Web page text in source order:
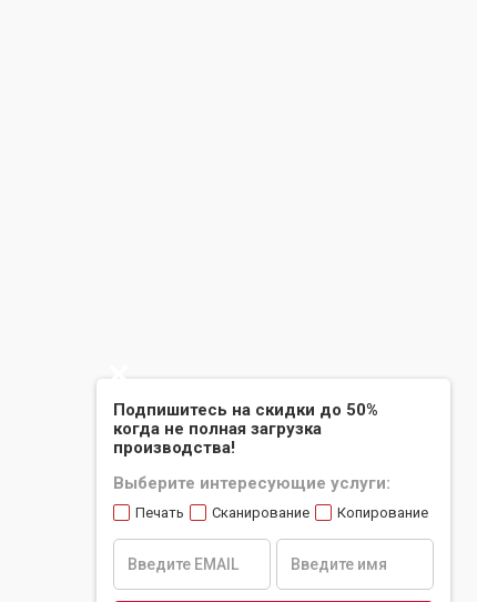
Подпишитесь на скидки до 50%
когда не полная загрузка
производства!
Выберите интересующие услуги:
Печать Сканирование Копирование